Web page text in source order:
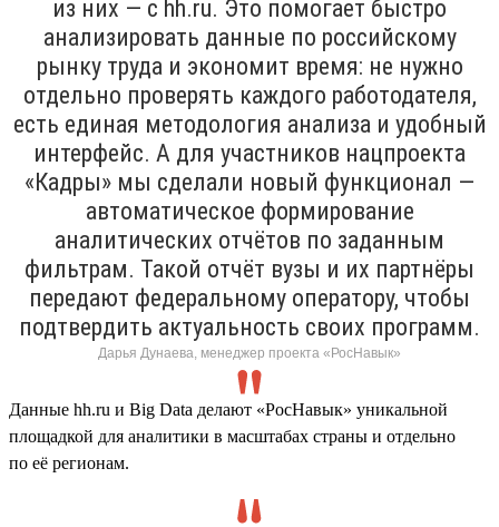
из них — с hh.ru. Это помогает быстро
анализировать данные по российскому
рынку труда и экономит время: не нужно
отдельно проверять каждого работодателя,
есть единая методология анализа и удобный
интерфейс. А для участников нацпроекта
«Кадры» мы сделали новый функционал —
автоматическое формирование
аналитических отчётов по заданным
фильтрам. Такой отчёт вузы и их партнёры
передают федеральному оператору, чтобы
подтвердить актуальность своих программ.
Дарья Дунаева, менеджер проекта «РосНавык»
Данные hh.ru и Big Data делают «РосНавык» уникальной
площадкой для аналитики в масштабах страны и отдельно
по её регионам.